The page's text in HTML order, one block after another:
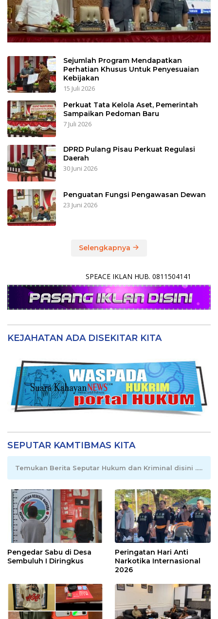
Sejumlah Program Mendapatkan
Perhatian Khusus Untuk Penyesuaian
Kebijakan
15 Juli 2026
Perkuat Tata Kelola Aset, Pemerintah
Sampaikan Pedoman Baru
7 Juli 2026
DPRD Pulang Pisau Perkuat Regulasi
Daerah
30 Juni 2026
Penguatan Fungsi Pengawasan Dewan
23 Juni 2026
Selengkapnya
SPEACE IKLAN HUB. 0811504141
KEJAHATAN ADA DISEKITAR KITA
SEPUTAR KAMTIBMAS KITA
Temukan Berita Seputar Hukum dan Kriminal disini .....
Pengedar Sabu di Desa
Sembuluh I Diringkus
Peringatan Hari Anti
Narkotika Internasional
2026